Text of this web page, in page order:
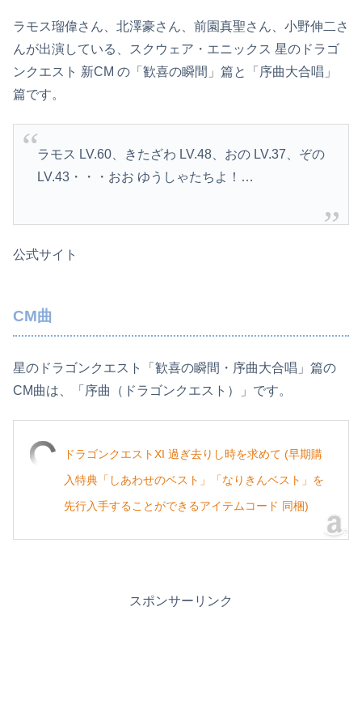
ラモス瑠偉さん、北澤豪さん、前園真聖さん、小野伸二さ
んが出演している、スクウェア・エニックス 星のドラゴ
ンクエスト 新CM の「歓喜の瞬間」篇と「序曲大合唱」
篇です。
ラモス LV.60、きたざわ LV.48、おの LV.37、ぞの
LV.43・・・おお ゆうしゃたちよ！…
公式サイト
CM曲
星のドラゴンクエスト「歓喜の瞬間・序曲大合唱」篇の
CM曲は、「序曲（ドラゴンクエスト）」です。
ドラゴンクエストXI 過ぎ去りし時を求めて (早期購
入特典「しあわせのベスト」「なりきんベスト」を
先行入手することができるアイテムコード 同梱)
スポンサーリンク